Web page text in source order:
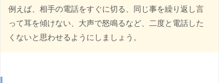
例えば、相手の電話をすぐに切る、同じ事を繰り返し言
って耳を傾けない、大声で怒鳴るなど、二度と電話した
くないと思わせるようにしましょう。